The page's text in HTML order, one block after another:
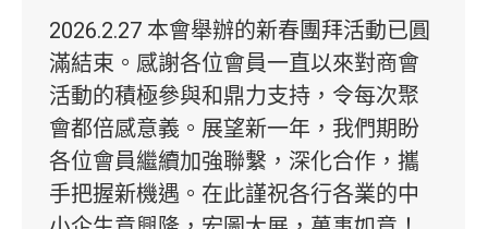
2026.2.27 本會舉辦的新春團拜活動已圓
滿結束。感謝各位會員一直以來對商會
活動的積極參與和鼎力支持，令每次聚
會都倍感意義。展望新一年，我們期盼
各位會員繼續加強聯繫，深化合作，攜
手把握新機遇。在此謹祝各行各業的中